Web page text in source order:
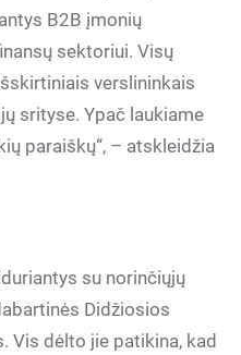
B2B įmonių
sektoriui. Visų
verslininkais
srityse. Ypač laukiame
paraiškų“, – atskleidžia
su norinčiųjų
Didžiosios
Vis dėlto jie patikina, kad